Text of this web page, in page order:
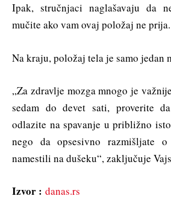
Ipak, stručnjaci naglašavaju da
mučite ako vam ovaj položaj ne prija.
Na kraju, položaj tela je samo jedan
„Za zdravlje mozga mnogo je
sedam do devet sati, proverite
odlazite na spavanje u približno
nego da opsesivno razmišljate
namestili na dušeku“, zaključuje
Izvor : danas.rs